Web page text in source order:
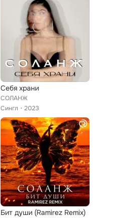
Себя храни
СОЛАНЖ
Сингл
2023
Бит души (Ramirez Remix)